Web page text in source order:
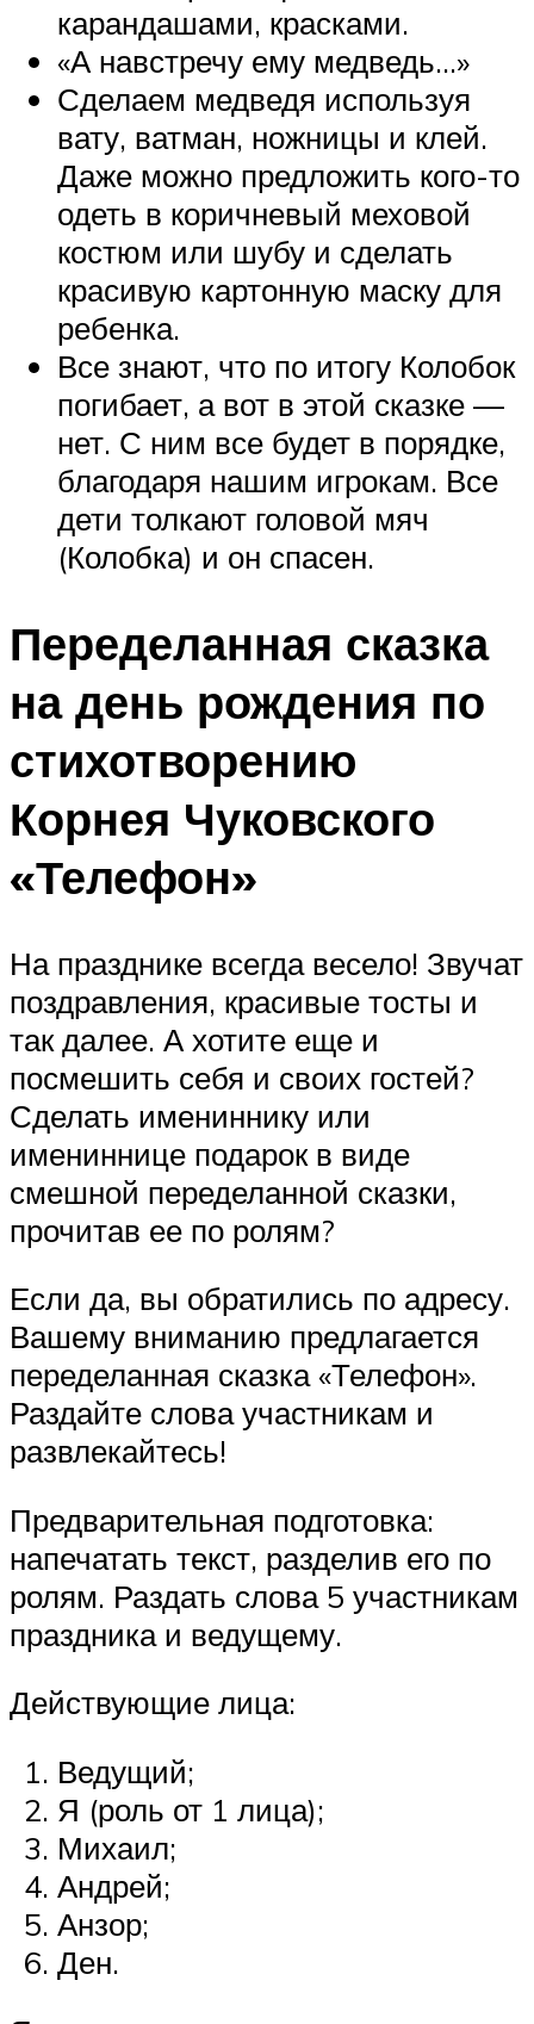
карандашами, красками.
«А навстречу ему медведь…»
Сделаем медведя используя
вату, ватман, ножницы и клей.
Даже можно предложить кого-то
одеть в коричневый меховой
костюм или шубу и сделать
красивую картонную маску для
ребенка.
Все знают, что по итогу Колобок
погибает, а вот в этой сказке —
нет. С ним все будет в порядке,
благодаря нашим игрокам. Все
дети толкают головой мяч
(Колобка) и он спасен.
Переделанная сказка
на день рождения по
стихотворению
Корнея Чуковского
«Телефон»
На празднике всегда весело! Звучат
поздравления, красивые тосты и
так далее. А хотите еще и
посмешить себя и своих гостей?
Сделать имениннику или
имениннице подарок в виде
смешной переделанной сказки,
прочитав ее по ролям?
Если да, вы обратились по адресу.
Вашему вниманию предлагается
переделанная сказка «Телефон».
Раздайте слова участникам и
развлекайтесь!
Предварительная подготовка:
напечатать текст, разделив его по
ролям. Раздать слова 5 участникам
праздника и ведущему.
Действующие лица:
Ведущий;
Я (роль от 1 лица);
Михаил;
Андрей;
Анзор;
Ден.